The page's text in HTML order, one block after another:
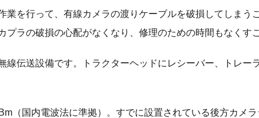
を行って、有線カメラの渡りケーブルを破損してしまう
ラの破損の心配がなくなり、修理のための時間もなくす
線伝送設備です。トラクターヘッドにレシーバー、トレ
（国内電波法に準拠）。すでに設置されている後方カメ